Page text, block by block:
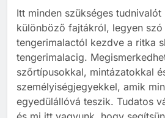
tartása
BLOG
2
Barackot
TÁPLÁLÁS
Itt minden szükséges tudnivalót
különböző fajtákról, legyen szó
tengerimalactól kezdve a ritka
tengerimalacig.
szőrtípusokkal, mintázatokkal
személyiségjegyekkel, amik
egyedülállóvá teszik. Tudatos